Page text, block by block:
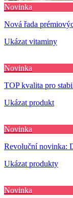
Novinka
Nová řada
Ukázat vitaminy
Novinka
TOP kvalita pro
Ukázat produkt
Novinka
Revoluční novinka:
Ukázat produkty
Novinka